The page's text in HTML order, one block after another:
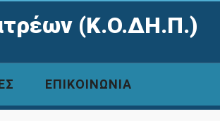
(Κ.Ο.ΔΗ.Π.)
ΕΠΙΚΟΙΝΩΝΙΑ